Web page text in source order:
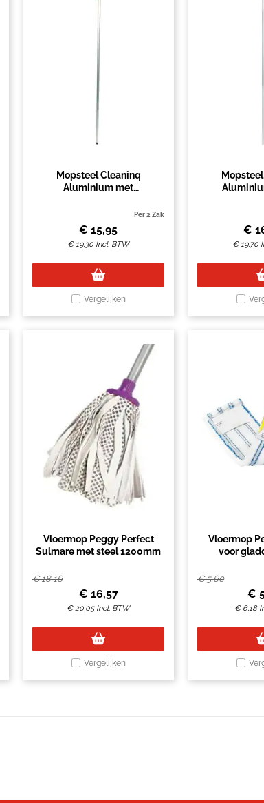
Mopsteel Cleaninq
Aluminium met
Per 2 Zak
€ 15,95
€19,30 Incl. BTW
Vergelijken
€
€19,70
Vloermop Peggy Perfect
Sulmare met steel 1200mm
€18,16
€ 16,57
€20,05 Incl. BTW
Vergelijken
Vloermop
voor
€5,60
€
€ 6,18